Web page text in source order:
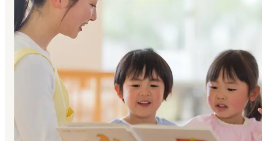
地域から探す
マイページ
閲覧履歴
お気に入り